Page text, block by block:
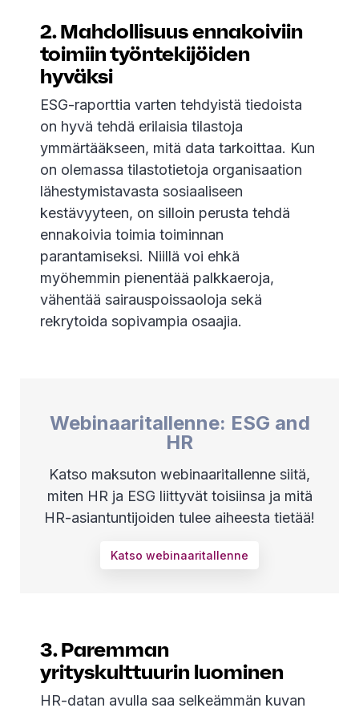
2. Mahdollisuus ennakoiviin
toimiin työntekijöiden
hyväksi
ESG-raporttia varten tehdyistä tiedoista
on hyvä tehdä erilaisia tilastoja
ymmärtääkseen, mitä data tarkoittaa. Kun
on olemassa tilastotietoja organisaation
lähestymistavasta sosiaaliseen
kestävyyteen, on silloin perusta tehdä
ennakoivia toimia toiminnan
parantamiseksi. Niillä voi ehkä
myöhemmin pienentää palkkaeroja,
vähentää sairauspoissaoloja sekä
rekrytoida sopivampia osaajia.
Webinaaritallenne: ESG and
HR
Katso maksuton webinaaritallenne siitä,
miten HR ja ESG liittyvät toisiinsa ja mitä
HR-asiantuntijoiden tulee aiheesta tietää!
Katso webinaaritallenne
3. Paremman
yrityskulttuurin luominen
HR-datan avulla saa selkeämmän kuvan